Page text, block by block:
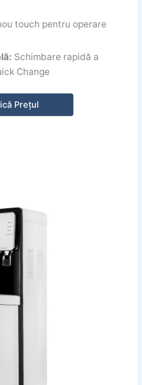
touch pentru operare
Schimbare rapidă a
Change
Prețul